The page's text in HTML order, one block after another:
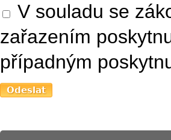
V souladu se
zařazením
případným